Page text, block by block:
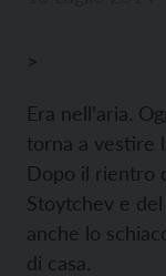
>
Era nell’aria.
torna a vestire
Dopo il rientro
Stoytchev e del
anche lo
di casa.